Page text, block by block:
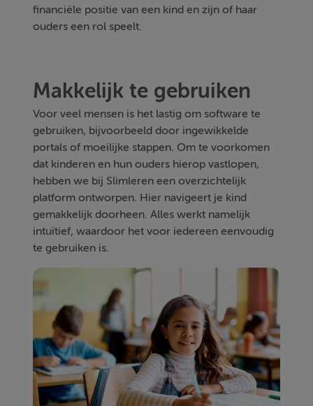
financiële positie van een kind en zijn of haar
ouders een rol speelt.
Makkelijk te gebruiken
Voor veel mensen is het lastig om software te
gebruiken, bijvoorbeeld door ingewikkelde
portals of moeilijke stappen. Om te voorkomen
dat kinderen en hun ouders hierop vastlopen,
hebben we bij Slimleren een overzichtelijk
platform ontworpen. Hier navigeert je kind
gemakkelijk doorheen. Alles werkt namelijk
intuïtief, waardoor het voor iedereen eenvoudig
te gebruiken is.